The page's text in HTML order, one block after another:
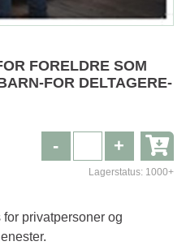
FORELDRE SOM
FOR DELTAGERE-
+
-
Lagerstatus: 1000+
privatpersoner og